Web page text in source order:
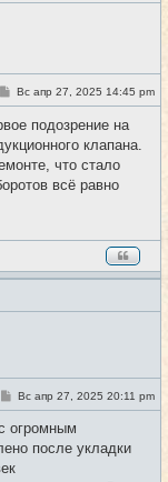
#2
С
о
б
щ
н
и
Вс апр 27, 2025 14:45 pm
подозрение на
клапана.
что стало
всё равно
#3
С
о
б
щ
н
Вс апр 27, 2025 20:11 pm
огромным
после укладки